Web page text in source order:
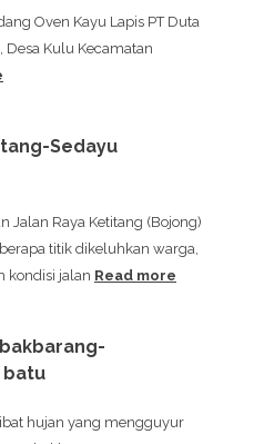
Oven Kayu Lapis PT Duta
Desa Kulu Kecamatan
Sedayu
Jalan Raya Ketitang (Bojong)
titik dikeluhkan warga,
kondisi jalan Read more
batu
hujan yang mengguyur